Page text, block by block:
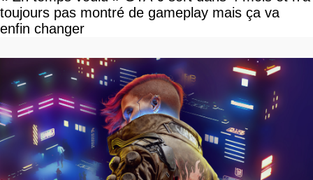
toujours pas montré de gameplay mais ça va
enfin changer